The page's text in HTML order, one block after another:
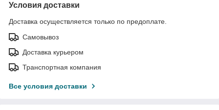
Условия доставки
Доставка осуществляется только по предоплате.
Самовывоз
Доставка курьером
Транспортная компания
Все условия доставки